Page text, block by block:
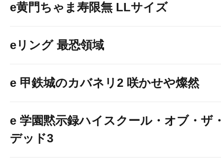
e黄門ちゃま寿限無 LLサイズ
eリング 最恐領域
e 甲鉄城のカバネリ2 咲かせや燦然
e 学園黙示録ハイスクール・オブ・ザ
デッド3